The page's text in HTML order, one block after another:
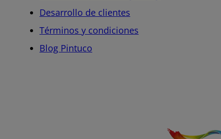
Desarrollo de clientes
Términos y condiciones
Blog Pintuco